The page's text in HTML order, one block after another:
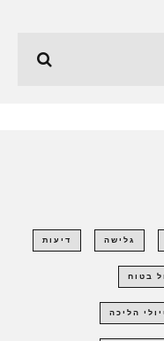
גלישה דיעות
בטוח
הליכה